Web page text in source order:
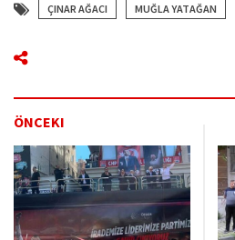
ÇINAR AĞACI MUĞLA YATAĞAN
ÖNCEKI